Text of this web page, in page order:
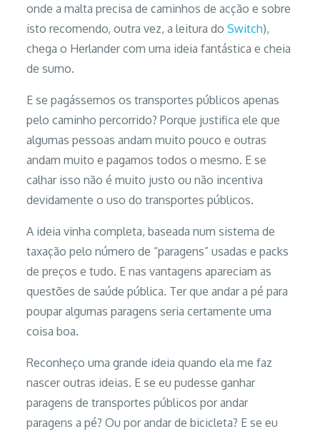
onde a malta precisa de caminhos de acção e sobre
isto recomendo, outra vez, a leitura doSwitch),
chega o Herlander com uma ideia fantástica e cheia
de sumo.
E se pagássemos os transportes públicos apenas
pelo caminho percorrido? Porque justifica ele que
algumas pessoas andam muito pouco e outras
andam muito e pagamos todos o mesmo. E se
calhar isso não é muito justo ou não incentiva
devidamente o uso do transportes públicos.
A ideia vinha completa, baseada num sistema de
taxação pelo número de “paragens” usadas e packs
de preços e tudo. E nas vantagens apareciam as
questões de saúde pública. Ter que andar a pé para
poupar algumas paragens seria certamente uma
coisa boa.
Reconheço uma grande ideia quando ela me faz
nascer outras ideias. E se eu pudesse ganhar
paragens de transportes públicos por andar
paragens a pé? Ou por andar de bicicleta? E se eu